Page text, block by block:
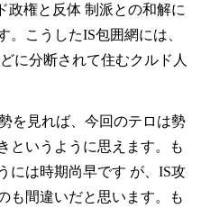
政権と反体 制派との和解に
。こうしたIS包囲網には、
に分断されて住むクルド人
を見れば、今回のテロは勢
というように思えます。も
には時期尚早です が、IS攻
も間違いだと思います。も